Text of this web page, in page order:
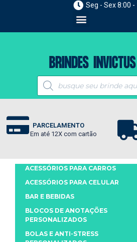
Seg - Sex 8:00 -
PARCELAMENTO
Em até 12X com cartão
ACESSÓRIOS PARA CARROS
ACESSÓRIOS PARA CELULAR
BAR E BEBIDAS
BLOCOS DE ANOTAÇÕES
PERSONALIZADOS
BOLAS E ANTI-STRESS